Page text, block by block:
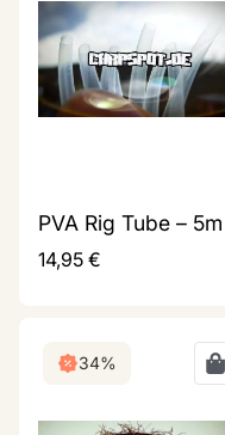
PVA Rig Tube – 5m
14,95 €
34%